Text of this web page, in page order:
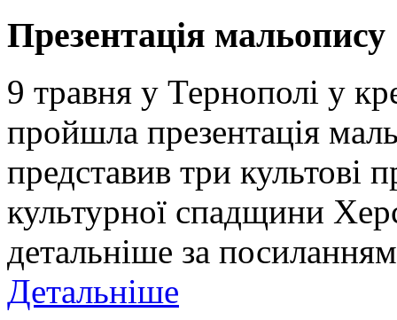
Презентація
9 травня у Тернополі у
пройшла презентація
представив три культові
культурної спадщини
детальніше за
Детальніше